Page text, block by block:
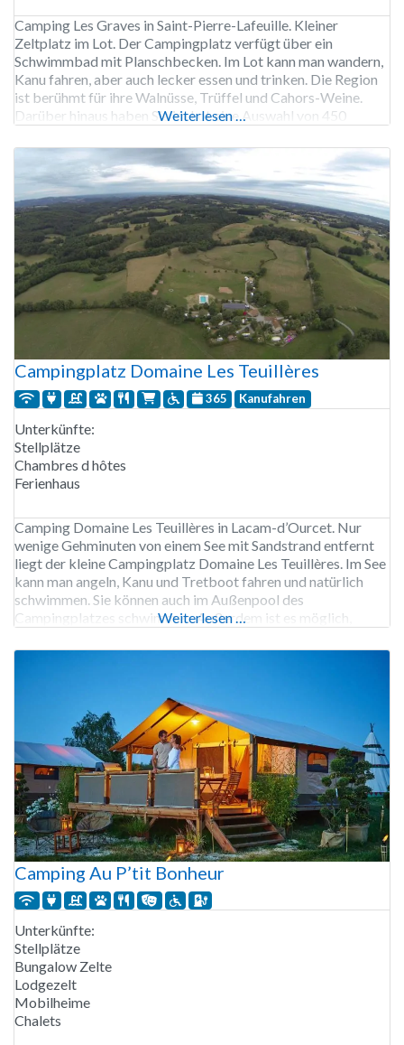
Camping Les Graves in Saint-Pierre-Lafeuille. Kleiner
Zeltplatz im Lot. Der Campingplatz verfügt über ein
Schwimmbad mit Planschbecken. Im Lot kann man wandern,
Kanu fahren, aber auch lecker essen und trinken. Die Region
ist berühmt für ihre Walnüsse, Trüffel und Cahors-Weine.
Darüber hinaus haben Sie im Lot eine Auswahl von 450
Campingplatzes liegt die Stadt
Weiterlesen …
Campingplatz Domaine Les Teuillères
365 Kanufahren
Unterkünfte:
Stellplätze
Chambres d hôtes
Ferienhaus
Camping Domaine Les Teuillères in Lacam-d’Ourcet. Nur
wenige Gehminuten von einem See mit Sandstrand entfernt
liegt der kleine Campingplatz Domaine Les Teuillères. Im See
kann man angeln, Kanu und Tretboot fahren und natürlich
schwimmen. Sie können auch im Außenpool des
Campingplatzes schwimmen. Außerdem ist es möglich,
Chambre d’Hotes sind ganzjährig geöffnet,
Weiterlesen …
Camping Au P’tit Bonheur
Unterkünfte:
Stellplätze
Bungalow Zelte
Lodgezelt
Mobilheime
Chalets